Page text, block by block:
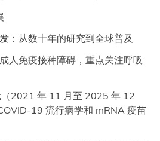
：从数十年的研究到全球普及
人免疫接种障碍，重点关注呼吸
2021 年 11 月至 2025 年 12
19 流行病学和 mRNA 疫苗